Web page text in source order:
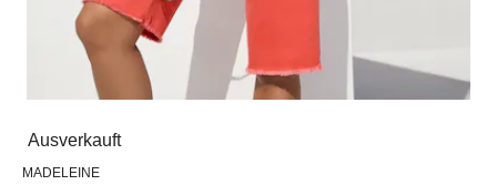
Ausverkauft
MADELEINE